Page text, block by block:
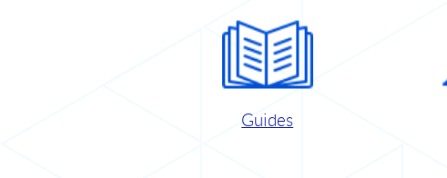
Guides